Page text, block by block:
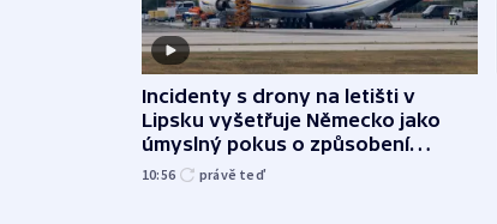
Incidenty s drony na letišti v
Lipsku vyšetřuje Německo jako
úmyslný pokus o způsobení
exploze
10:56 právě teď